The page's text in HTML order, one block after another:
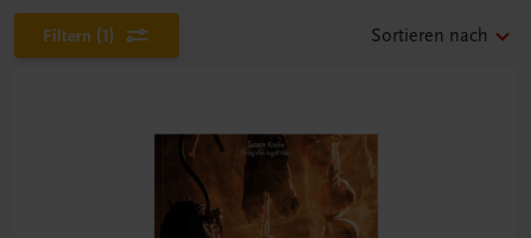
Filtern (1) Sortieren nach